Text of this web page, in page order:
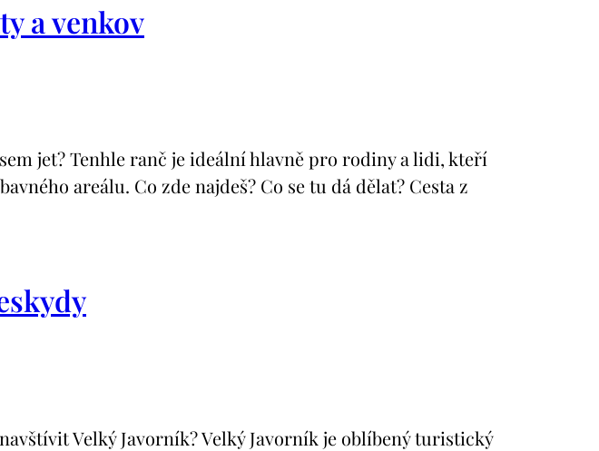
a venkov
jet? Tenhle ranč je ideální hlavně pro rodiny a lidi, kteří
areálu. Co zde najdeš? Co se tu dá dělat? Cesta z
Velký Javorník? Velký Javorník je oblíbený turistický